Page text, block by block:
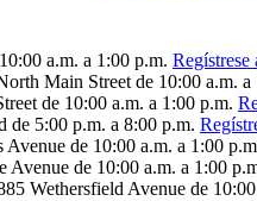
a.m. a 1:00 p.m. Regístrese
Main Street de 10:00 a.m. a
de 10:00 a.m. a 1:00 p.m.
de 5:00 p.m. a 8:00 p.m.
de 10:00 a.m. a 1:00
Avenue de 10:00 a.m. a 1:00
Wethersfield Avenue de